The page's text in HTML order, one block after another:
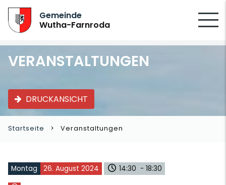
Gemeinde
Wutha-Farnroda
VERANSTALTUNGEN
DRUCKANSICHT
Startseite Veranstaltungen
Montag 26. August 2024 14:30 - 18:30